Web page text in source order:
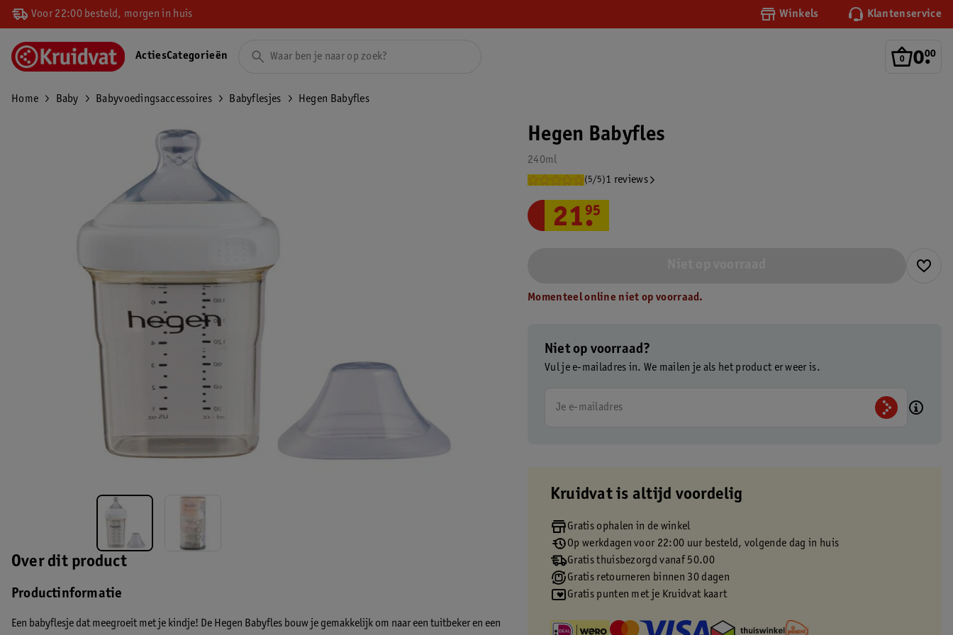
Voor 22:00 besteld, morgen in huis Winkels Klantenservice
0.
00
ActiesCategorieën
Home Baby Babyvoedingsaccessoires Babyflesjes Hegen Babyfles
Over dit product
Productinformatie
Een babyflesje dat meegroeit met je kindje! De Hegen Babyfles bouw je gemakkelijk om naar een tuitbeker en een
Hegen Babyfles
240ml
(5/5)1 reviews
21.
95
Momenteel online niet op voorraad.
Niet op voorraad?
Vul je e-mailadres in. We mailen je als het product er weer is.
Je e-mailadres
Kruidvat is altijd voordelig
Gratis ophalen in de winkel
Op werkdagen voor 22:00 uur besteld, volgende dag in huis
Gratis thuisbezorgd vanaf 50.00
Gratis retourneren binnen 30 dagen
Gratis punten met je Kruidvat kaart